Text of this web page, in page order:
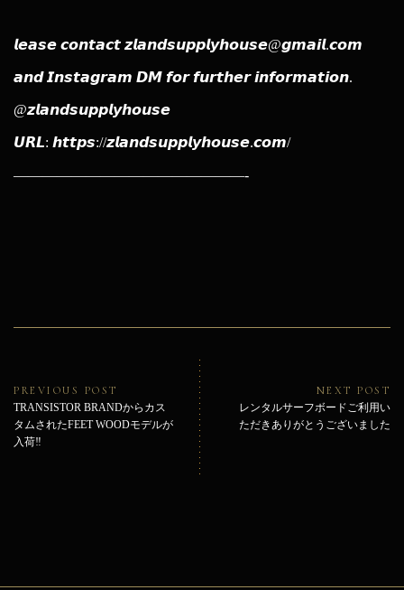
𝙡𝙚𝙖𝙨𝙚 𝙘𝙤𝙣𝙩𝙖𝙘𝙩 𝙯𝙡𝙖𝙣𝙙𝙨𝙪𝙥𝙥𝙡𝙮𝙝𝙤𝙪𝙨𝙚@𝙜𝙢𝙖𝙞𝙡.𝙘𝙤𝙢
𝙖𝙣𝙙 𝙄𝙣𝙨𝙩𝙖𝙜𝙧𝙖𝙢 𝘿𝙈 𝙛𝙤𝙧 𝙛𝙪𝙧𝙩𝙝𝙚𝙧 𝙞𝙣𝙛𝙤𝙧𝙢𝙖𝙩𝙞𝙤𝙣.
@𝙯𝙡𝙖𝙣𝙙𝙨𝙪𝙥𝙥𝙡𝙮𝙝𝙤𝙪𝙨𝙚
𝙐𝙍𝙇: 𝙝𝙩𝙩𝙥𝙨://𝙯𝙡𝙖𝙣𝙙𝙨𝙪𝙥𝙥𝙡𝙮𝙝𝙤𝙪𝙨𝙚.𝙘𝙤𝙢/
————————————————-
ビ
ゲ
ー
シ
PREVIOUS POST
post:
TRANSISTOR BRANDからカス
タムされたFEET WOODモデルが
入荷‼︎
NEXT POST
レンタルサーフボードご利用い
ただきありがとうございました